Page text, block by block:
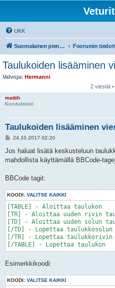
UKK
Suomalainen pienoisrautatiefoorumi
Taulukoiden lisääminen
Valvoja: Hermanni
2 viestiä
mattih
Konduktööri
Taulukoiden lisääminen
V
e
t
24.10.2017 02:20
Jos haluat lisätä keskusteluun
mahdollista käyttämällä BBCode-
BBCode tagit:
KOODI: VALITSE KAIKKI
[TABLE] - Aloittaa taulukon
[TR] - Aloittaa uuden rivin
[TD] - Aloittaa uuden solun
[/TD] - Lopettaa taulukkosolun
[/TR] - Lopettaa taulukkorivin
Esimerkkikoodi:
KOODI: VALITSE KAIKKI